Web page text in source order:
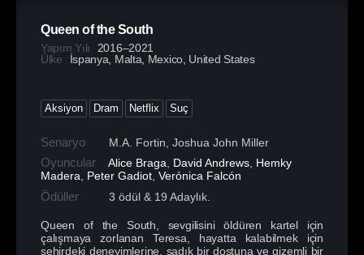
Queen of the South
Yapım Yılı
2016–2021
Ülke
İspanya Malta Mexico, United States
Aksiyon Dram Netflix Suç
Senaryo M.A. Fortin, Joshua John Miller
Oyuncular Alice Braga David Andrews Hemky
Madera
Peter Gadiot Verónica Falcón
Ödüller 3 ödül & 19 Adaylık.
Queen of the South, sevgilisini öldüren kartel için
çalışmaya zorlanan Teresa, hayatta kalabilmek için
şehirdeki deneyimlerine, sadık bir dostuna ve gizemli bir